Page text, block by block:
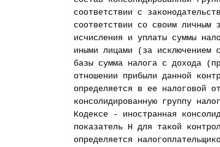
соответствии с
соответствии со своим личным
исчисления и уплаты суммы
иными лицами (за исключением
базы сумма налога с дохода
отношении прибыли данной
определяется в ее налоговой
консолидированную группу
Кодексе - иностранная
показатель Н для такой
определяется